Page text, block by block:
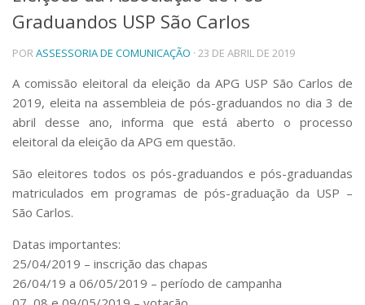
Telefones e Mapas
Pessoas
Ensino
Graduação
Pós-Graduação
Educação a distância
Cursos de Extensão
Linhas de Pesquisa
Centros, Núcleos e Projetos em Rede
Pós-doutorado
Transferência de Tecnologia
Empresas Juniores
Extensão à Comunidade
Graduandos USP São Carlos
PORASSESSORIA DE COMUNICAÇÃO · 23 DE ABRIL DE 2019
A comissão eleitoral da eleição da APG USP São Carlos de
2019, eleita na assembleia de pós-graduandos no dia 3 de
abril desse ano, informa que está aberto o processo
eleitoral da eleição da APG em questão.
São eleitores todos os pós-graduandos e pós-graduandas
matriculados em programas de pós-graduação da USP –
São Carlos.
Datas importantes:
25/04/2019 – inscrição das chapas
26/04/19 a 06/05/2019 – período de campanha